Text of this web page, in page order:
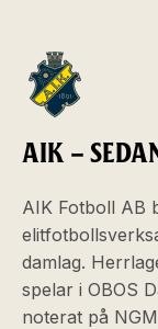
AIK –
AIK Fotboll AB
damlag.
spelar i OBOS
noterat på